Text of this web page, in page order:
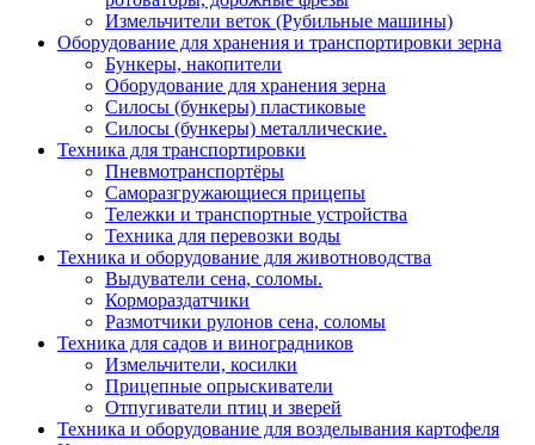
Измельчители веток (Рубильные машины)
Оборудование для хранения и транспортировки зерна
Бункеры, накопители
Оборудование для хранения зерна
Силосы (бункеры) пластиковые
Силосы (бункеры) металлические.
Техника для транспортировки
Пневмотранспортёры
Саморазгружающиеся прицепы
Тележки и транспортные устройства
Техника для перевозки воды
Техника и оборудование для животноводства
Выдуватели сена, соломы.
Кормораздатчики
Размотчики рулонов сена, соломы
Техника для садов и виноградников
Измельчители, косилки
Прицепные опрыскиватели
Отпугиватели птиц и зверей
Техника и оборудование для возделывания картофеля